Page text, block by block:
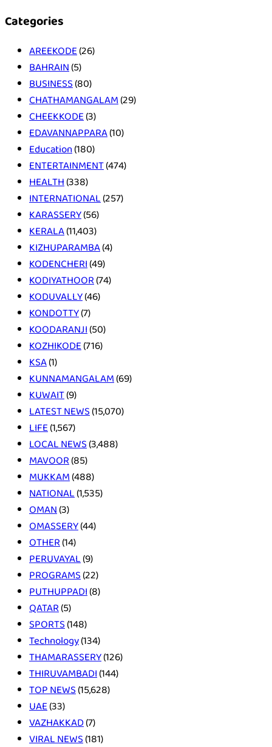
Categories
AREEKODE (26)
BAHRAIN (5)
BUSINESS (80)
CHATHAMANGALAM (29)
CHEEKKODE (3)
EDAVANNAPPARA(10)
Education(180)
ENTERTAINMENT(474)
HEALTH (338)
INTERNATIONAL (257)
KARASSERY(56)
KERALA(11,403)
KIZHUPARAMBA(4)
KODENCHERI (49)
KODIYATHOOR(74)
KODUVALLY(46)
KONDOTTY(7)
KOODARANJI (50)
KOZHIKODE (716)
KSA(1)
KUNNAMANGALAM (69)
KUWAIT(9)
LATEST NEWS (15,070)
LIFE (1,567)
LOCAL NEWS (3,488)
MAVOOR(85)
MUKKAM (488)
NATIONAL (1,535)
OMAN (3)
OMASSERY(44)
OTHER(14)
PERUVAYAL (9)
PROGRAMS (22)
PUTHUPPADI (8)
QATAR(5)
SPORTS (148)
Technology(134)
THAMARASSERY(126)
THIRUVAMBADI (144)
TOP NEWS (15,628)
UAE (33)
VAZHAKKAD(7)
VIRAL NEWS (181)